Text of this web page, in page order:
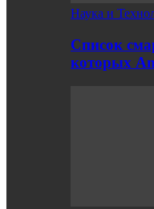
Наука и
Список
которых